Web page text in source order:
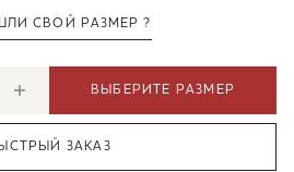
СВОЙ РАЗМЕР ?
ВЫБЕРИТЕ РАЗМЕР
ЗАКАЗ